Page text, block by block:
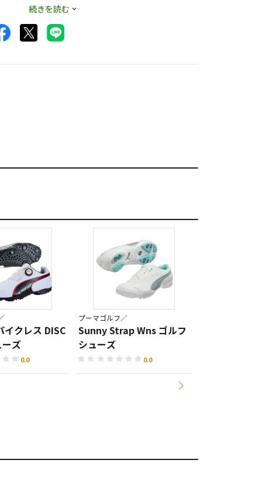
てもスパイクに
うが違和感なく
続きを読む
イクレス DISC
ズ
0.0
プーマゴルフ／
Sunny Strap Wns ゴルフ
シューズ
0.0